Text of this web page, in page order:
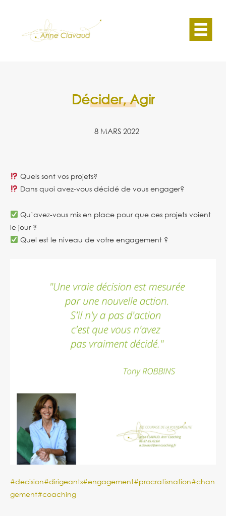
Décider, Agir
8 MARS 2022
Quels sont vos projets?
Dans quoi avez-vous décidé de vous engager?
Qu’avez-vous mis en place pour que ces projets voient
le jour ?
Quel est le niveau de votre engagement ?
#decision#dirigeants#engagement#procratisnation#chan
gement#coaching